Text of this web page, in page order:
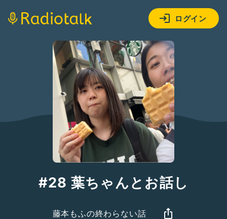
ログイン
#28 葉ちゃんとお話し
藤本もふの終わらない話